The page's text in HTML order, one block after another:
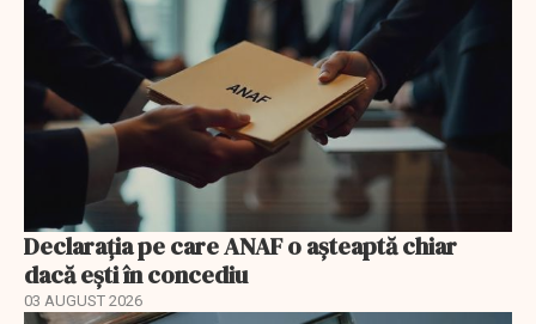
Declarația pe care ANAF o așteaptă chiar
dacă ești în concediu
03 AUGUST 2026